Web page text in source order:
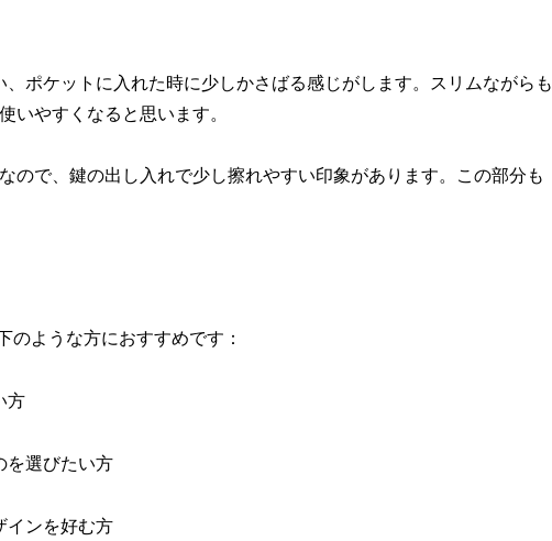
ポケットに入れた時に少しかさばる感じがします。スリムながらも
いやすくなると思います。
ので、鍵の出し入れで少し擦れやすい印象があります。この部分も
のような方におすすめです：
方
を選びたい方
インを好む方